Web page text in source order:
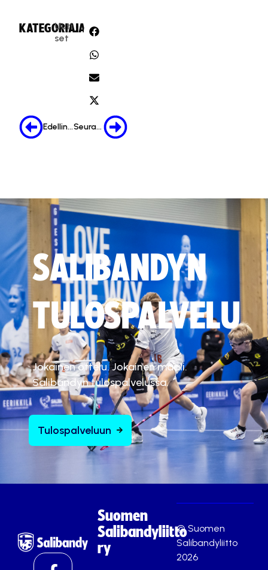
KATEGORIA:
Uuti
set
JAA:
Edellinen Seuraava
SALIBANDYN
TULOSPALVELU
Jokainen ottelu. Jokainen maali.
Salibandyn tulospalvelussa.
Tulospalveluun
Suomen
Salibandyliitto
ry
© Suomen
Salibandyliitto
2026